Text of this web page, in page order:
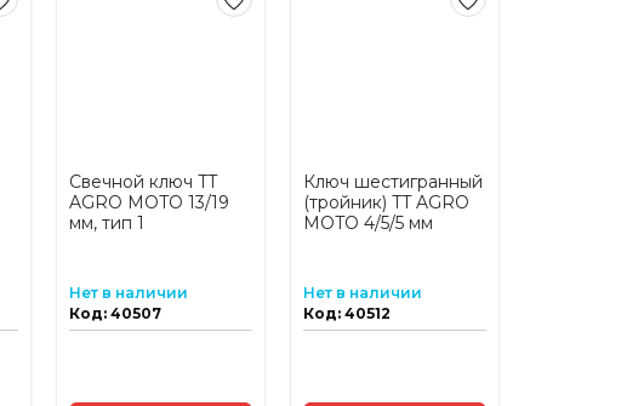
Свечной ключ TT
AGRO MOTO 13/19
мм, тип 1
Нет в наличии
Код: 40507
Ключ шестигранный
(тройник) TT AGRO
MOTO 4/5/5 мм
Нет в наличии
Код: 40512